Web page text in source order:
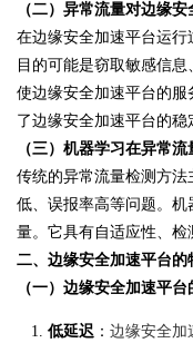
ar
（二）异常流量对边缘
在边缘安全加速平台运
目的可能是窃取敏感信
使边缘安全加速平台的
了边缘安全加速平台的
（三）机器学习在异常
传统的异常流量检测方
低、误报率高等问题。
量。它具有自适应性、
二、边缘安全加速平台
（一）边缘安全加速平台
低延迟 ： 边缘安全加